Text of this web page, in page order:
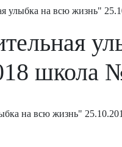
улыбка на всю жизнь"
школа
на всю жизнь"